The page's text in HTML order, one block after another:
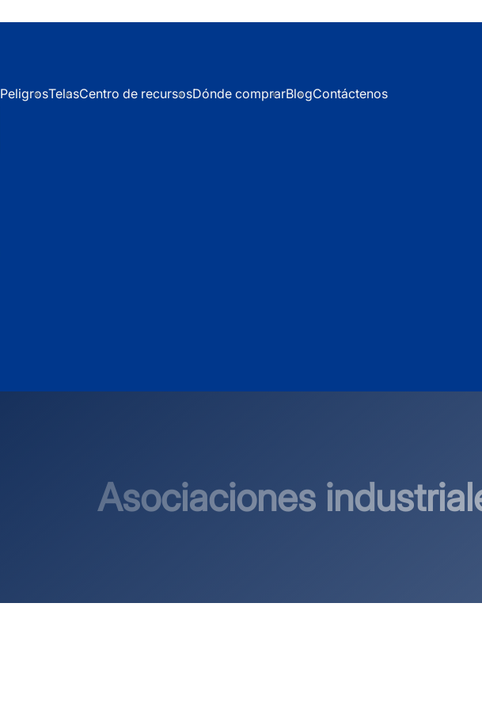
PeligrosTelasCentro de recursosDónde comprarBlogContáctenos
Asociaciones